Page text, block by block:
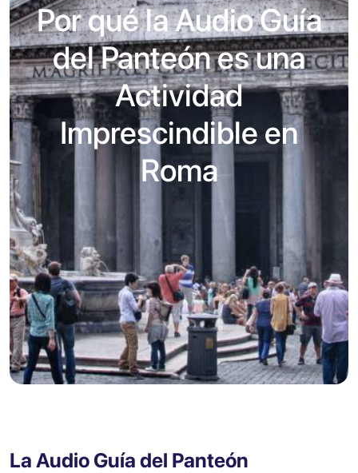
Por qué la Audio Guía
del Panteón es una
Actividad
Imprescindible en
Roma
La Audio Guía del Panteón